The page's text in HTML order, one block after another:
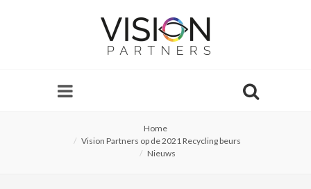
Home
Vision Partners op de 2021 Recycling beurs
Nieuws